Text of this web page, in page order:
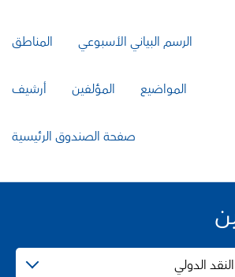
الرسم البياني الأسبوعي المناطق
المواضيع المؤلفين أرشيف
صفحة الصندوق الرئيسية
الدولي